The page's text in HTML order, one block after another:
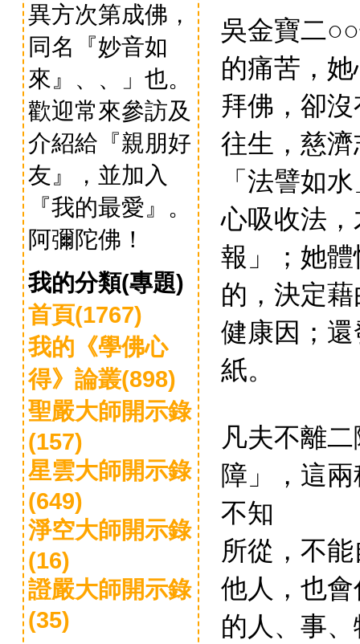
異方次第成佛，
同名『妙音如
來』、、」也。
歡迎常來參訪及
介紹給『親朋好
友』，並加入
『我的最愛』。
阿彌陀佛！
我的分類(專題)
首頁(1767)
我的《學佛心
得》論叢(898)
聖嚴大師開示錄
(157)
星雲大師開示錄
(649)
淨空大師開示錄
(16)
證嚴大師開示錄
(35)
吳金寶二○○
的痛苦，
拜佛，卻
往生，慈
「法譬如
心吸收法
報」；她
的，決定
健康因；
紙。
凡夫不離
障」，這
不知
所從，不
他人，也
的人、事